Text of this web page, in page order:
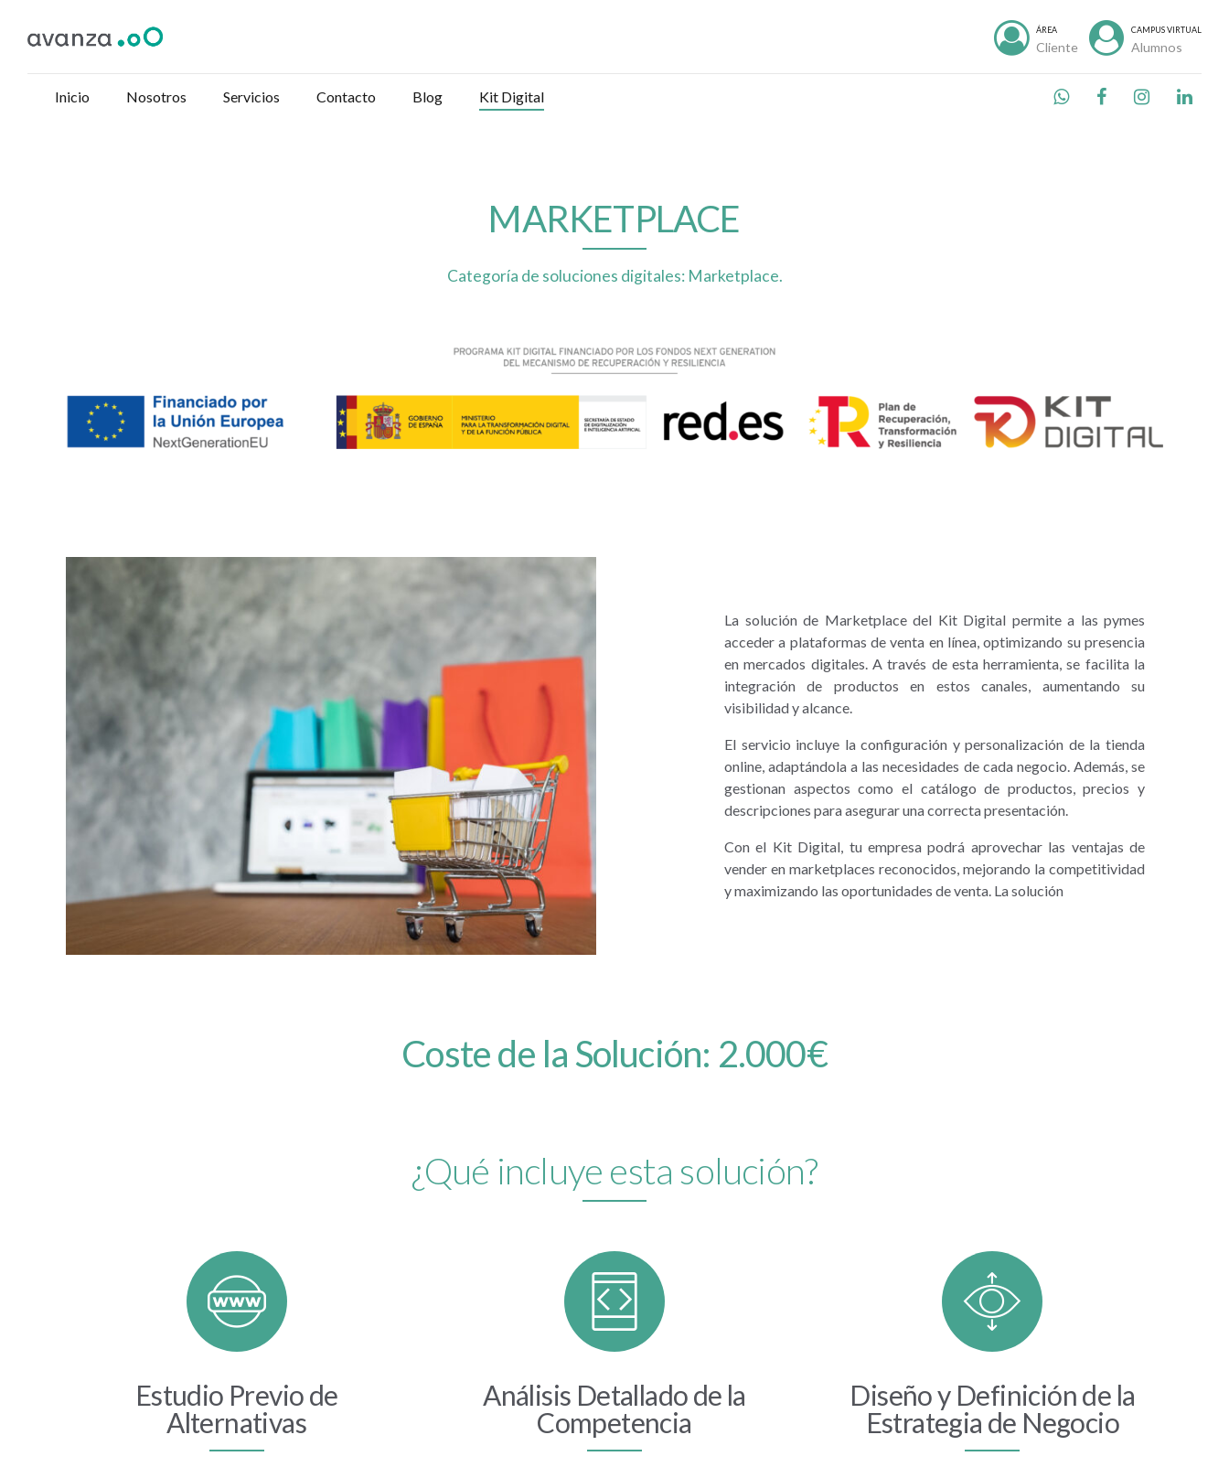
CAMPUS VIRTUAL
Alumnos
ÁREA
Cliente
Inicio Nosotros Servicios Contacto Blog Kit Digital
MARKETPLACE
Categoría de soluciones digitales: Marketplace.
La solución de Marketplace del Kit Digital permite a las pymes
acceder a plataformas de venta en línea, optimizando su presencia
en mercados digitales. A través de esta herramienta, se facilita la
integración de productos en estos canales, aumentando su
visibilidad y alcance.
El servicio incluye la configuración y personalización de la tienda
online, adaptándola a las necesidades de cada negocio. Además, se
gestionan aspectos como el catálogo de productos, precios y
descripciones para asegurar una correcta presentación.
Con el Kit Digital, tu empresa podrá aprovechar las ventajas de
vender en marketplaces reconocidos, mejorando la competitividad
y maximizando las oportunidades de venta. La solución
Coste de la Solución: 2.000€
¿Qué incluye esta solución?
Estudio Previo de
Alternativas
Análisis Detallado de la
Competencia
Diseño y Definición de la
Estrategia de Negocio